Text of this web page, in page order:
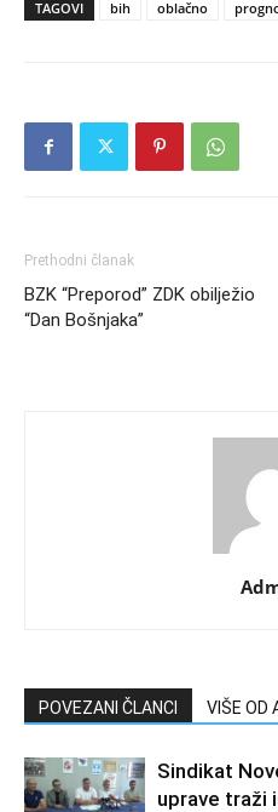
TAGOVI bih oblačno
Prethodni članak
BZK “Preporod” ZDK obilježio
“Dan Bošnjaka”
POVEZANI ČLANCI VIŠE OD
Sindikat
uprave traži